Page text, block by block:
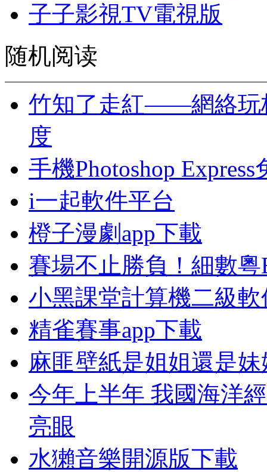
子子影視TV電視版
随机阅读
竹知了走紅——網絡玩
度
手機Photoshop
i一起軟件平台
橙子漫劇app下載
賽場不止勝負！細數
小黑課堂計算機二級
精雀賽事app下載
麻匪壁紙是姐姐還是
今年上半年 我國海洋
亮眼
水獺音樂開源版下載